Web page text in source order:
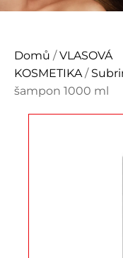
Domů /VLASOVÁ
KOSMETIKA /
šampon 1000 ml